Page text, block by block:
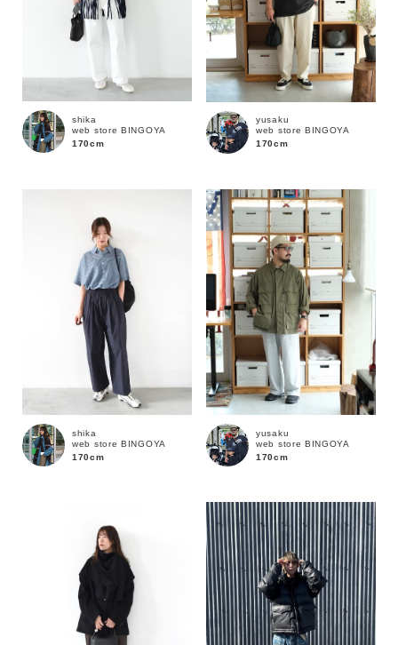
ブランド
shika
web store BINGOYA
170cm
yusaku
web store BINGOYA
170cm
shika
web store BINGOYA
170cm
yusaku
web store BINGOYA
170cm